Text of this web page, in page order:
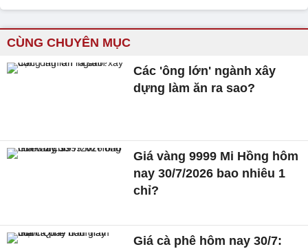
CÙNG CHUYÊN MỤC
Các 'ông lớn' ngành xây
dựng làm ăn ra sao?
Giá vàng 9999 Mi Hồng hôm
nay 30/7/2026 bao nhiêu 1
chỉ?
Giá cà phê hôm nay 30/7: